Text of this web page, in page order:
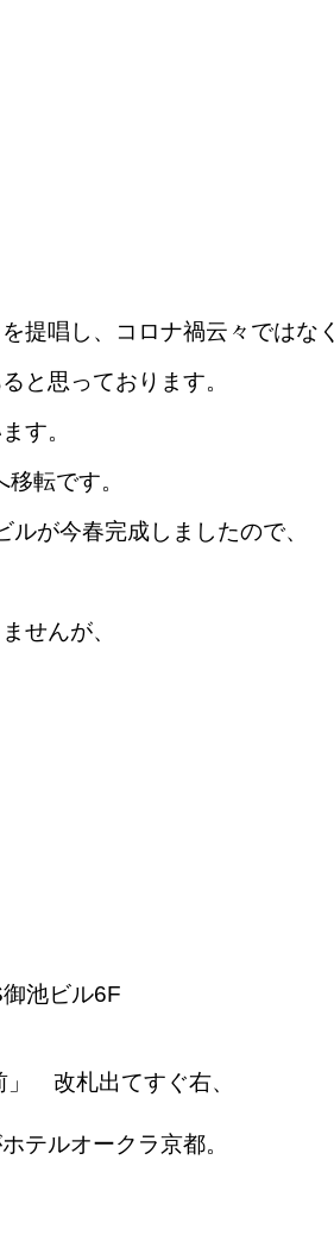
提唱し、コロナ禍云々ではなく
と思っております。
す。
転です。
が今春完成しましたので、
せんが、
池ビル6F
　改札出てすぐ右、
ルオークラ京都。